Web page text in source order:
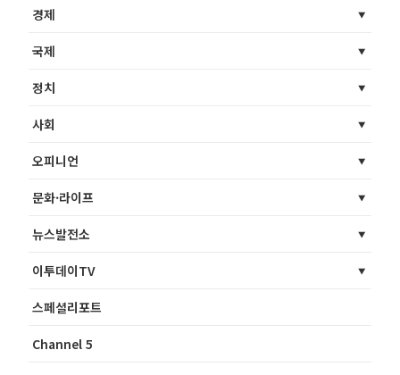
경제
국제
정치
사회
오피니언
문화·라이프
뉴스발전소
이투데이TV
스페셜리포트
Channel 5